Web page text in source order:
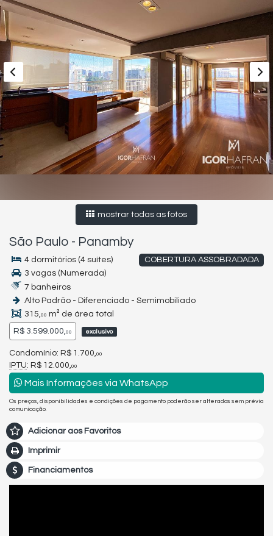
mostrar todas as fotos
São Paulo - Panamby
COBERTURA ASSOBRADADA
4 dormitórios (4 suítes)
3 vagas (Numerada)
7 banheiros
Alto Padrão - Diferenciado - Semimobiliado
315,00 m² de área total
R$ 3.599.000,00 exclusivo
Condomínio: R$ 1.700, 00
IPTU: R$ 12.000, 00
Mais Informações via WhatsApp
Os preços, disponibilidades e condições de pagamento poderão ser alterados sem prévia
comunicação.
Adicionar aos Favoritos
Imprimir
Financiamentos